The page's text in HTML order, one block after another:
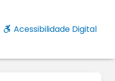
Acessibilidade Digital